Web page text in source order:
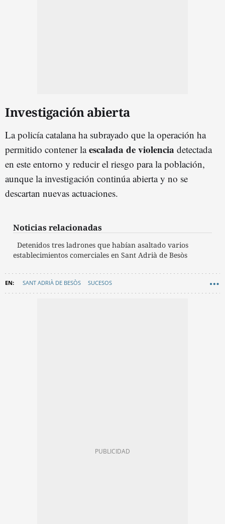
Investigación abierta
La policía catalana ha subrayado que la operación ha
permitido contener laescalada de violencia detectada
en este entorno y reducir el riesgo para la población,
aunque la investigación continúa abierta y no se
descartan nuevas actuaciones.
Noticias relacionadas
Detenidos tres ladrones que habían asaltado varios
establecimientos comerciales en Sant Adrià de Besòs
SANT ADRIÀ DE BESÒS SUCESOS